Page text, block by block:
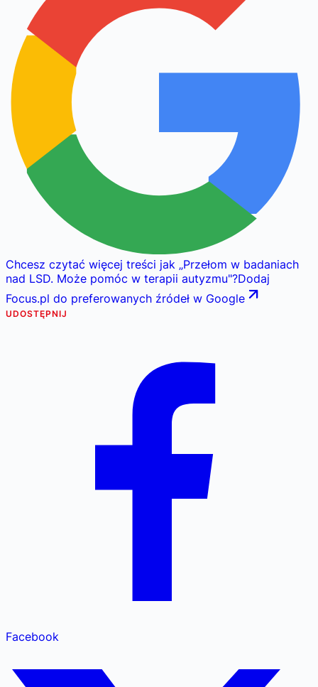
Chcesz czytać więcej treści jak „Przełom w badaniach
nad LSD. Może pomóc w terapii autyzmu"?Dodaj
Focus.pl do preferowanych źródeł w Google
UDOSTĘPNIJ
Facebook